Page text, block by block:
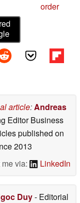
order
article:Andreas
Editor Business
published on
2013
me via:
LinkedIn
Duy- Editorial